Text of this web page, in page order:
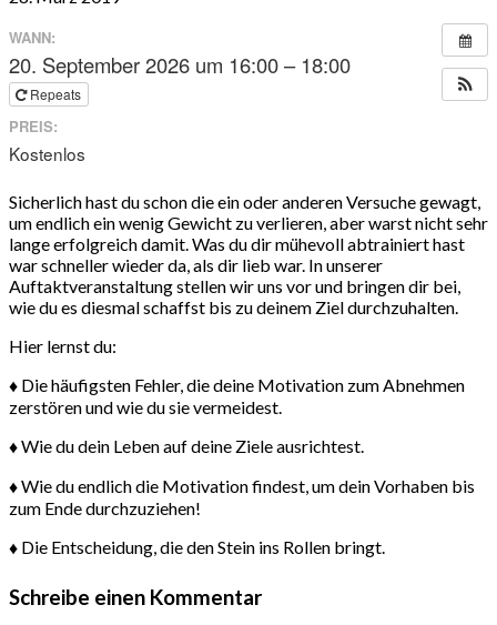
WANN:
20. September 2026 um 16:00 – 18:00
Repeats
PREIS:
Kostenlos
Sicherlich hast du schon die ein oder anderen Versuche gewagt,
um endlich ein wenig Gewicht zu verlieren, aber warst nicht sehr
lange erfolgreich damit. Was du dir mühevoll abtrainiert hast
war schneller wieder da, als dir lieb war. In unserer
Auftaktveranstaltung stellen wir uns vor und bringen dir bei,
wie du es diesmal schaffst bis zu deinem Ziel durchzuhalten.
Hier lernst du:
♦ Die häufigsten Fehler, die deine Motivation zum Abnehmen
zerstören und wie du sie vermeidest.
♦ Wie du dein Leben auf deine Ziele ausrichtest.
♦ Wie du endlich die Motivation findest, um dein Vorhaben bis
zum Ende durchzuziehen!
♦ Die Entscheidung, die den Stein ins Rollen bringt.
Schreibe einen Kommentar